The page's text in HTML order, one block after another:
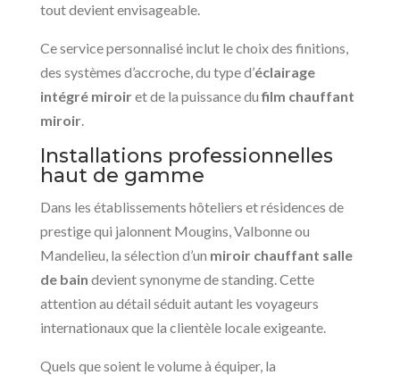
tout devient envisageable.
Ce service personnalisé inclut le choix des finitions,
des systèmes d’accroche, du type d’éclairage
intégré miroiret de la puissance dufilm chauffant
miroir.
Installations professionnelles
haut de gamme
Dans les établissements hôteliers et résidences de
prestige qui jalonnent Mougins, Valbonne ou
Mandelieu, la sélection d’un miroir chauffant salle
de bain devient synonyme de standing. Cette
attention au détail séduit autant les voyageurs
internationaux que la clientèle locale exigeante.
Quels que soient le volume à équiper, la